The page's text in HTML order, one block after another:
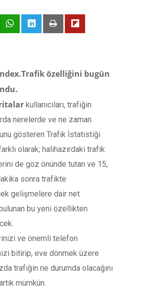
özelliğini bugün
kullanıcıları, trafiğin
nerelerde ve ne zaman
gösteren Trafik İstatistiği
olarak; halihazırdaki trafik
de göz önünde tutan ve 15,
sonra trafikte
gelişmelere dair net
bu yeni özellikten
ve önemli telefon
bitirip, eve dönmek üzere
trafiğin ne durumda olacağını
mümkün.